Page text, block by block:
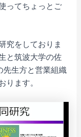
ってちょっとご
究をしておりま
と筑波大学の佐
先生方と営業組織
ります。